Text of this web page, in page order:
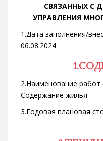
СВЯЗАННЫХ С
УПРАВЛЕНИЯ
1.Дата заполнения/
06.08.2024
1.
2.Наименование работ
Содержание жилья
3.Годовая плановая
—